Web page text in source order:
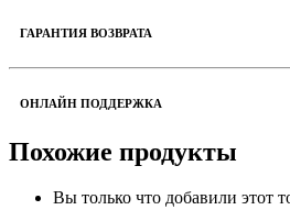
ГАРАНТИЯ ВОЗВРАТА
ОНЛАЙН ПОДДЕРЖКА
Похожие продукты
Вы только что добавили этот